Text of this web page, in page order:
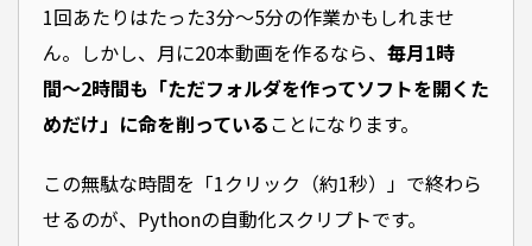
1回あたりはたった3分〜5分の作業かもしれませ
ん。しかし、月に20本動画を作るなら、 毎月1時
間〜2時間も「ただフォルダを作ってソフトを開くた
めだけ」に命を削っていることになります。
この無駄な時間を「1クリック（約1秒）」で終わら
せるのが、Pythonの自動化スクリプトです。